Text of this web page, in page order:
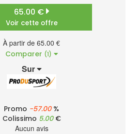
65.00 €
Voir cette offre
À partir de 65.00 €
Comparer (1)
Sur
Promo -57.00%
Colissimo 5.00€
Aucun avis